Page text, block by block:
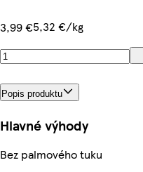
3,99 €5,32 €/kg
Popis produktu
Hlavné výhody
Bez palmového tuku